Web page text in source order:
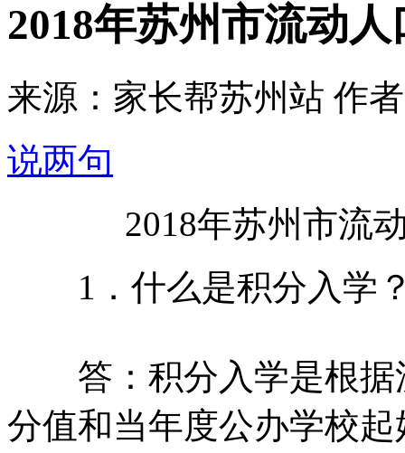
2018年苏州市流动
来源：家长帮苏州站 作
说两句
2018年苏州市流
1．什么是积分入学
答：积分入学是根据
分值和当年度公办学校